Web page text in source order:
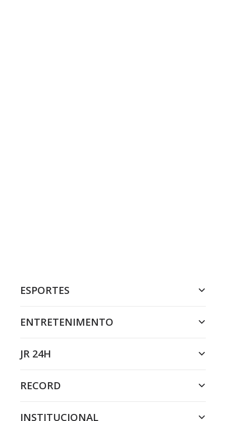
ESPORTES
ENTRETENIMENTO
JR 24H
RECORD
INSTITUCIONAL